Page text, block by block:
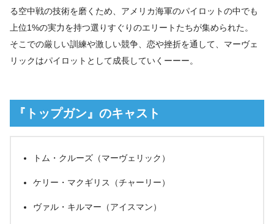
る空中戦の技術を磨くため、アメリカ海軍のパイロットの中でも
上位1%の実力を持つ選りすぐりのエリートたちが集められた。
そこでの厳しい訓練や激しい競争、恋や挫折を通して、マーヴェ
リックはパイロットとして成長していくーーー。
『トップガン』のキャスト
トム・クルーズ（マーヴェリック）
ケリー・マクギリス（チャーリー）
ヴァル・キルマー（アイスマン）